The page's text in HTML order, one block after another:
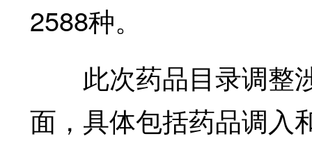
2588种。
此次药品目录调整
面，具体包括药品调入